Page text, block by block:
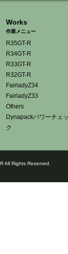
Works
作業メニュー
R35GT-R
R34GT-R
R33GT-R
R32GT-R
FairladyZ34
FairladyZ33
Others
Dynapackパワーチェ
ク
All Rights Reserved.